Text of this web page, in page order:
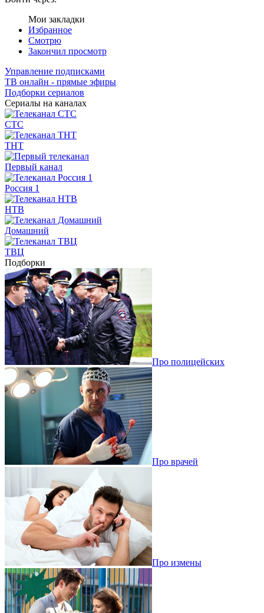
Мои закладки
Избранное
Смотрю
Закончил просмотр
Управление подписками
ТВ онлайн - прямые эфиры
Подборки сериалов
Сериалы на каналах
СТС
ТНТ
Первый канал
Россия 1
НТВ
Домашний
ТВЦ
Подборки
Про полицейских
Про врачей
Про измены